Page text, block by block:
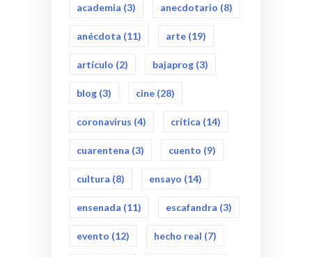
academia (3) anecdotario (8)
anécdota (11) arte (19)
artículo (2) bajaprog (3)
blog (3) cine (28)
coronavirus (4) crítica (14)
cuarentena (3) cuento (9)
cultura (8) ensayo (14)
ensenada (11) escafandra (3)
evento (12) hecho real (7)